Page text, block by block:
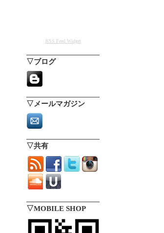
RSS Feed Widget
▽ブログ
▽メールマガジン
▽共有
▽MOBILE SHOP